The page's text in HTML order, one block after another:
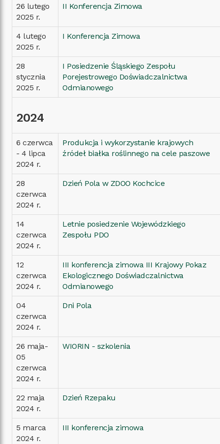
26 lutego
2025 r.
II Konferencja Zimowa
4 lutego
2025 r.
I Konferencja Zimowa
28
stycznia
2025 r.
I Posiedzenie Śląskiego Zespołu
Porejestrowego Doświadczalnictwa
Odmianowego
2024
6 czerwca
- 4 lipca
2024 r.
Produkcja i wykorzystanie krajowych
źródeł białka roślinnego na cele paszowe
28
czerwca
2024 r.
Dzień Pola w ZDOO Kochcice
14
czerwca
2024 r.
Letnie posiedzenie Wojewódzkiego
Zespołu PDO
12
czerwca
2024 r.
III konferencja zimowa III Krajowy Pokaz
Ekologicznego Doświadczalnictwa
Odmianowego
04
czerwca
2024 r.
Dni Pola
26 maja-
05
czerwca
2024 r.
WIORIN - szkolenia
22 maja
2024 r.
Dzień Rzepaku
5 marca
2024 r.
III konferencja zimowa